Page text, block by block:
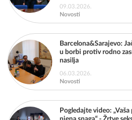
09.03.2026.
Novosti
06.03.2026.
Novosti
Barcelona&Sarajevo:
u borbi protiv rodno
nasilja
Pogledajte video: